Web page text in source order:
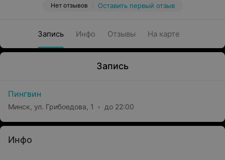
Нет отзывов Оставить первый отзыв
Запись Инфо Отзывы На карте
Запись
Пингвин
Минск, ул. Грибоедова, 1 до 22:00
Инфо